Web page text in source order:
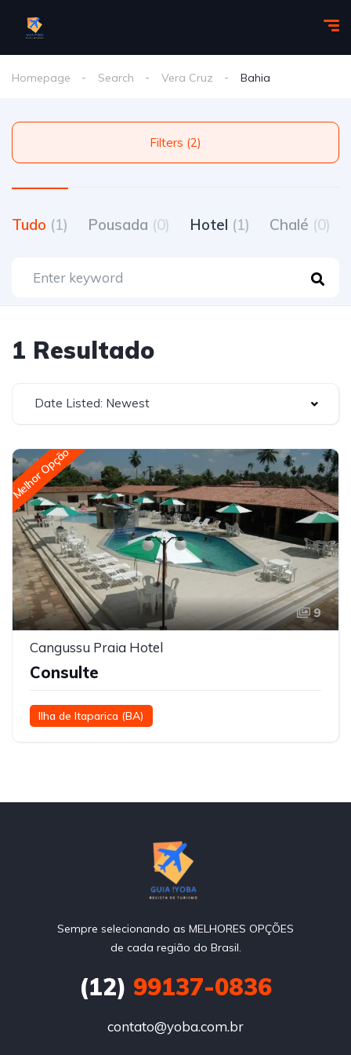
Homepage Search Vera Cruz Bahia
Filters (2)
Tudo (1) Pousada (0) Hotel (1) Chalé (0)
1 Resultado
Date Listed: Newest
Melhor Opção
9
Cangussu Praia Hotel
Consulte
Ilha de Itaparica (BA)
Sempre selecionando as MELHORES OPÇÕES
de cada região do Brasil.
(12) 99137-0836
contato@yoba.com.br